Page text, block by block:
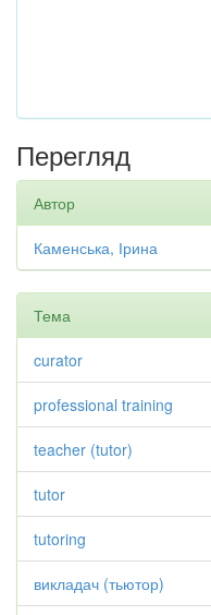
Перегляд
Автор
Каменська, Ірина
Тема
curator
professional training
teacher (tutor)
tutor
tutoring
викладач (тьютор)